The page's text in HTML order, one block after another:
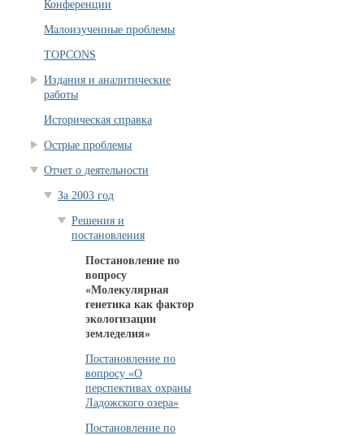
Конференции
Малоизученные проблемы
TOPCONS
Издания и аналитические
работы
Историческая справка
Острые проблемы
Отчет о деятельности
За 2003 год
Решения и
постановления
Постановление по
вопросу
«Молекулярная
генетика как фактор
экологизации
земледелия»
Постановление по
вопросу «О
перспективах охраны
Ладожского озера»
Постановление по